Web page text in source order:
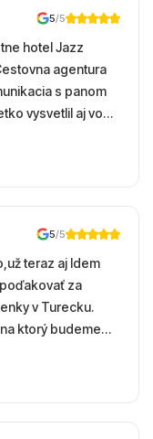
5/5
hotel Jazz
agentura
s panom
vysvetlil aj vo
Hotel
more,
5/5
teraz aj Idem
za
v Turecku.
ktorý budeme
prebehlo
zájazdu, cez